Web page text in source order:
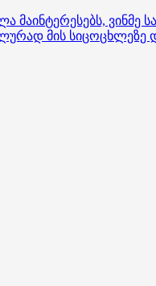
მაინტერესებს, ვინმე
მის სიცოცხლეზე